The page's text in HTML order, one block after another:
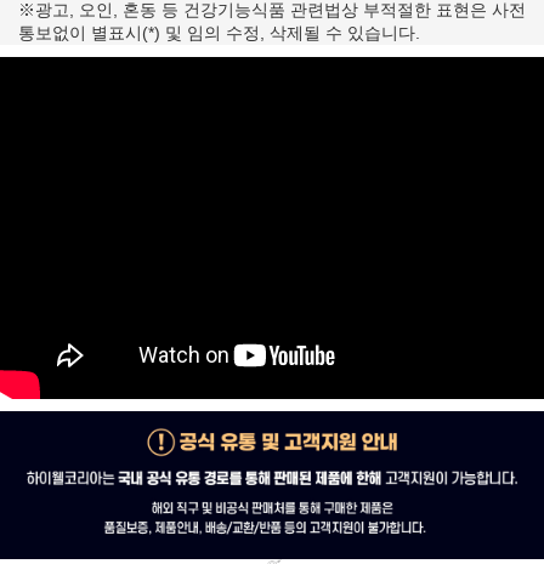
※광고, 오인, 혼동 등 건강기능식품 관련법상 부적절한 표현은 사전
통보없이 별표시(*) 및 임의 수정, 삭제될 수 있습니다.